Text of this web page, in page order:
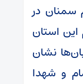
سمنان در
این استان
نشان
و شهدا